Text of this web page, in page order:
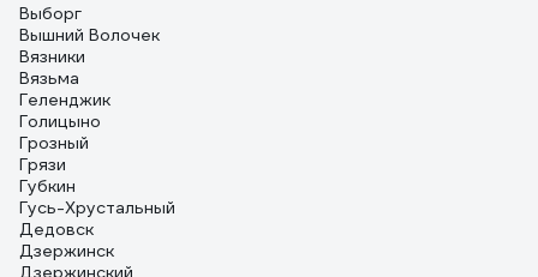
Выборг
Вышний Волочек
Вязники
Вязьма
Геленджик
Голицыно
Грозный
Грязи
Губкин
Гусь-Хрустальный
Дедовск
Дзержинск
Дзержинский